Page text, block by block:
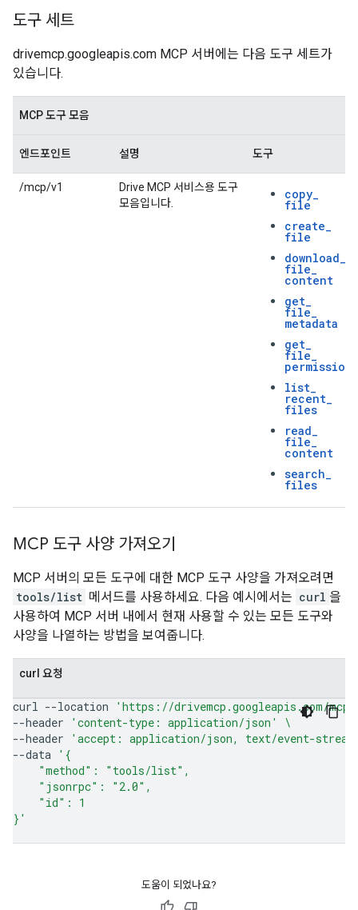
도구 세트
drivemcp.googleapis.com MCP 서버에는 다음 도구 세트가
있습니다.
MCP 도구 모음
엔드포인트 설명 도구
/mcp/v1
Drive MCP 서비스용 도구
모음입니다.
copy_
file
create_
file
download_
file_
content
get_
file_
metadata
get_
file_
permissions
list_
recent_
files
read_
file_
content
search_
files
MCP 도구 사양 가져오기
MCP 서버의 모든 도구에 대한 MCP 도구 사양을 가져오려면
tools/list 메서드를 사용하세요. 다음 예시에서는 curl 을
사용하여 MCP 서버 내에서 현재 사용할 수 있는 모든 도구와
사양을 나열하는 방법을 보여줍니다.
curl 요청
curl --location
'https://drivemcp.googleapis.com/
--header
'content-type: application/json'
\
--header
'accept: application/json, text/event-
--data '{
    "method": "tools/list",
    "jsonrpc": "2.0",
    "id": 1
}'
도움이 되었나요?